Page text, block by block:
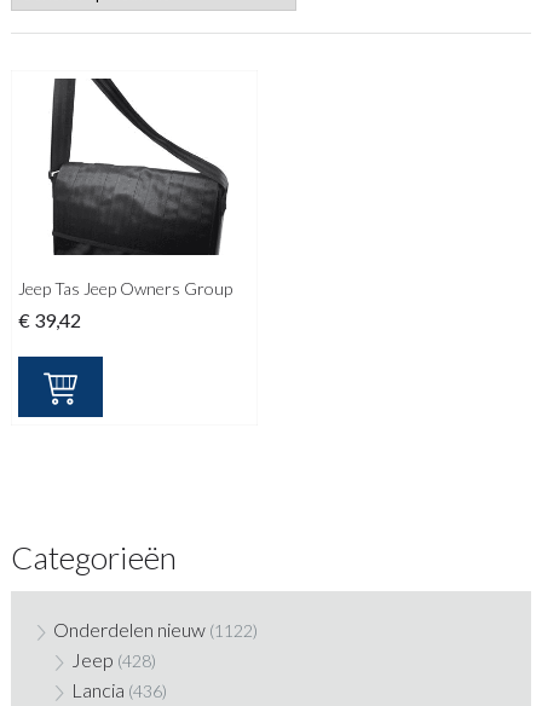
Jeep Tas Jeep Owners Group
€ 39,42
Categorieën
Onderdelen nieuw (1122)
Jeep (428)
Lancia (436)